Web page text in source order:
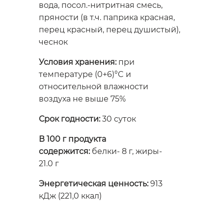
вода, посол.-нитритная смесь,
пряности (в т.ч. паприка красная,
перец красный, перец душистый),
чеснок
Условия хранения:при
температуре (0+6)°C и
относительной влажности
воздуха не выше 75%
Срок годности:30 суток
В 100 г продукта
содержится: белки- 8 г, жиры-
21.0 г
Энергетическая ценность:913
кДж (221,0 ккал)